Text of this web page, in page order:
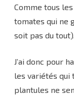
Comme tous
tomates qui ne
soit pas du tout).
J’ai donc pour
les variétés qui
plantules ne